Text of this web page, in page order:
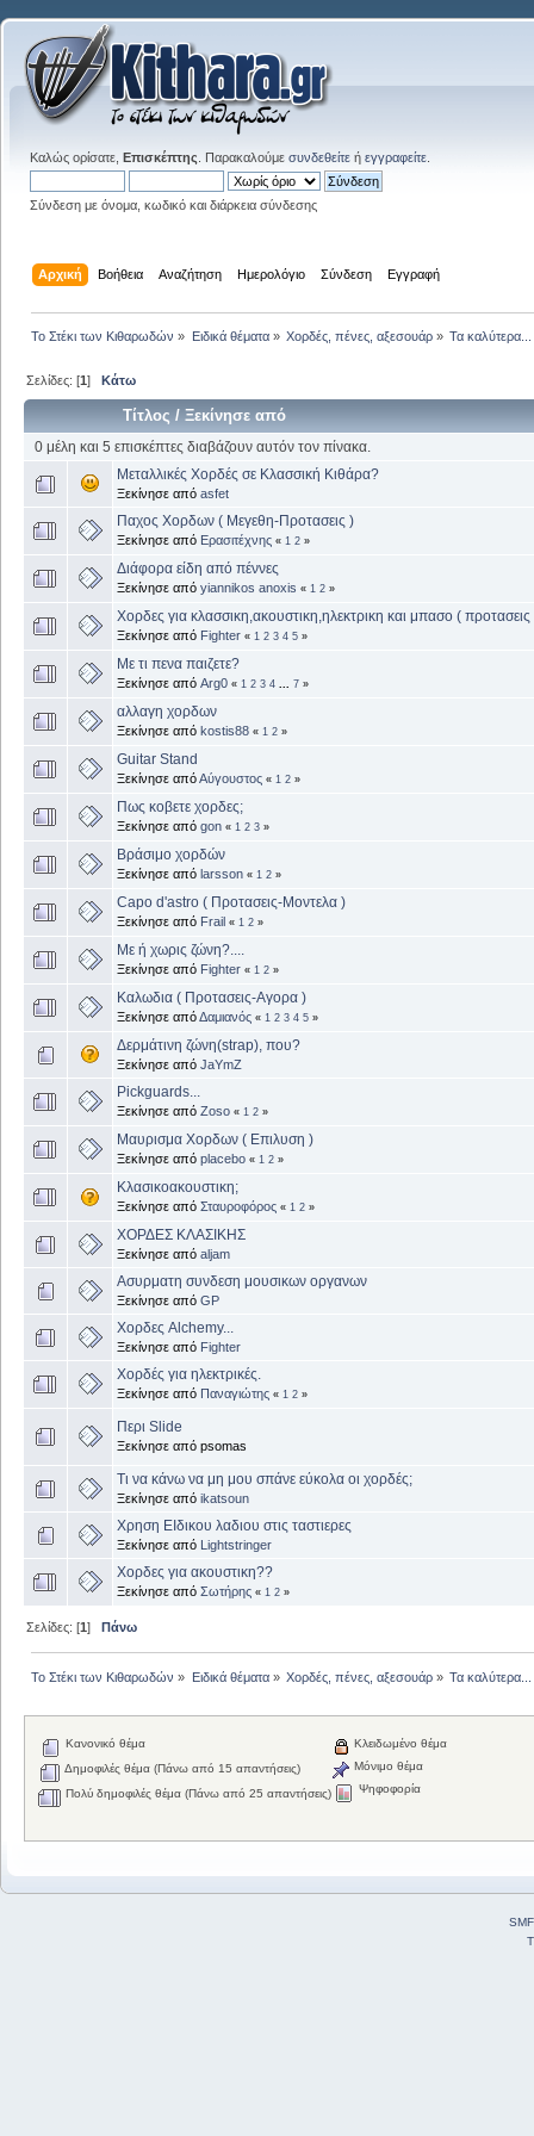
Καλώς ορίσατε, Επισκέπτης . Παρακαλούμε συνδεθείτε ή εγγραφείτε
Σύνδεση με όνομα, κωδικό και διάρκεια σύνδεσης
Αρχική Βοήθεια Αναζήτηση Ημερολόγιο Σύνδεση Εγγραφή
Το Στέκι των Κιθαρωδών » Ειδικά θέματα» Χορδές, πένες, αξεσουάρ» Τα καλύτερα...
Σελίδες: [1]Κάτω
Τίτλος /Ξεκίνησε από
0 μέλη και 5 επισκέπτες διαβάζουν αυτόν τον πίνακα.
Μεταλλικές Χορδές σε Κλασσική Κιθάρα?
Ξεκίνησε από asfet
Παχος Χορδων ( Μεγεθη-Προτασεις )
Ξεκίνησε από Ερασιτέχνης « 1 2 »
Διάφορα είδη από πέννες
Ξεκίνησε από yiannikos anoxis « 1 2 »
Χορδες για κλασσικη,ακουστικη,ηλεκτρικη και μπασο ( προτασεις
Ξεκίνησε από Fighter « 1 2 3 4 5 »
Με τι πενα παιζετε?
Ξεκίνησε από Arg0 « 1 2 3 4 7 »
αλλαγη χορδων
Ξεκίνησε από kostis88 « 1 2 »
Guitar Stand
Ξεκίνησε απόΑύγουστος « 1 2 »
Πως κοβετε χορδες;
Ξεκίνησε από gon « 1 2 3 »
Βράσιμο χορδών
Ξεκίνησε από larsson « 1 2 »
Capo d'astro ( Προτασεις-Μοντελα )
Ξεκίνησε από Frail « 1 2 »
Με ή χωρις ζώνη?....
Ξεκίνησε από Fighter « 1 2 »
Καλωδια ( Προτασεις-Αγορα )
Ξεκίνησε απόΔαμιανός « 1 2 3 4 5 »
Δερμάτινη ζώνη(strap), που?
Ξεκίνησε από JaYmZ
Pickguards...
Ξεκίνησε από Zoso « 1 2 »
Μαυρισμα Χορδων ( Επιλυση )
Ξεκίνησε από placebo « 1 2 »
Κλασικοακουστικη;
Ξεκίνησε από Σταυροφόρος « 1 2 »
ΧΟΡΔΕΣ ΚΛΑΣΙΚΗΣ
Ξεκίνησε από aljam
Ασυρματη συνδεση μουσικων οργανων
Ξεκίνησε από GP
Χορδες Alchemy...
Ξεκίνησε από Fighter
Χορδές για ηλεκτρικές.
Ξεκίνησε από Παναγιώτης « 1 2 »
Περι Slide
Ξεκίνησε από psomas
Τι να κάνω να μη μου σπάνε εύκολα οι χορδές;
Ξεκίνησε από ikatsoun
Χρηση ΕΙδικου λαδιου στις ταστιερες
Ξεκίνησε από Lightstringer
Χορδες για ακουστικη??
Ξεκίνησε από Σωτήρης « 1 2 »
Σελίδες: [1]Πάνω
Το Στέκι των Κιθαρωδών » Ειδικά θέματα» Χορδές, πένες, αξεσουάρ» Τα καλύτερα...
Κανονικό θέμα
Δημοφιλές θέμα (Πάνω από 15 απαντήσεις)
Πολύ δημοφιλές θέμα (Πάνω από 25 απαντήσεις)
Κλειδωμένο θέμα
Μόνιμο θέμα
Ψηφοφορία